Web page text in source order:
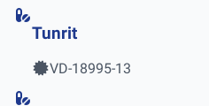
Tunrit
VD-18995-13